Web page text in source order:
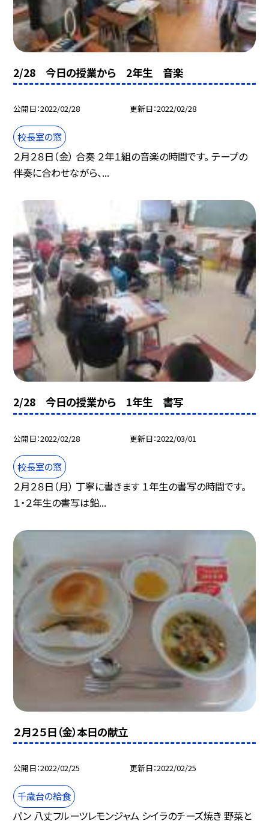
2/28 今日の授業から 2年生 音楽
公開日 2022/02/28 更新日 2022/02/28
校長室の窓
２月２８日（金） 合奏 ２年１組の音楽の時間です。 テープの
伴奏に合わせながら、...
2/28 今日の授業から 1年生 書写
公開日 2022/02/28 更新日 2022/03/01
校長室の窓
２月２８日（月） 丁寧に書きます １年生の書写の時間です。
１・２年生の書写は鉛...
２月２５日（金）本日の献立
公開日 2022/02/25 更新日 2022/02/25
千歳台の給食
パン 八丈フルーツレモンジャム シイラのチーズ焼き 野菜と